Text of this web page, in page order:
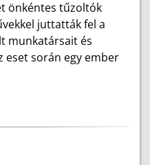
önkéntes tűzoltók
juttatták fel a
munkatársait és
eset során egy ember